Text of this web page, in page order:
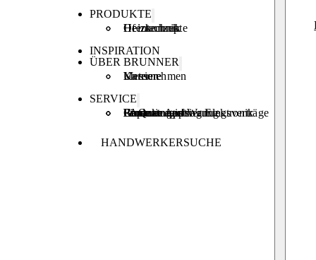
PRODUKTE
Ofentechnik
Heiztechnik
Heizkonzepte
INSPIRATION
ÜBER BRUNNER
Unternehmen
Karriere
Messen
SERVICE
Produktregistrierung
Brunner Apps
FAQ
Förderungen
Garantie und Wartungsverträge
Reparaturauftrag Elektronik
HANDWERKERSUCHE